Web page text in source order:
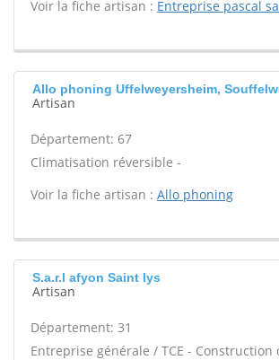
Voir la fiche artisan : Entreprise pascal
Allo phoning Uffelweyersheim,
Artisan
Département: 67
Climatisation réversible -
Voir la fiche artisan : Allo phoning
S.a.r.l afyon Saint lys
Artisan
Département: 31
Entreprise générale / TCE - Construction